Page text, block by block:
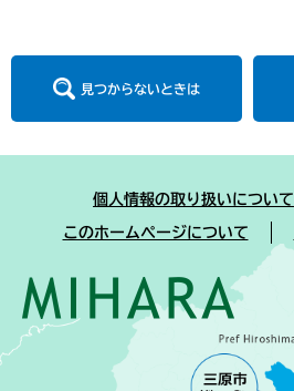
見つからないときは
個人情報の取り扱いについて
このホームページについて